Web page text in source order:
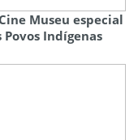
Museu especial
Indígenas